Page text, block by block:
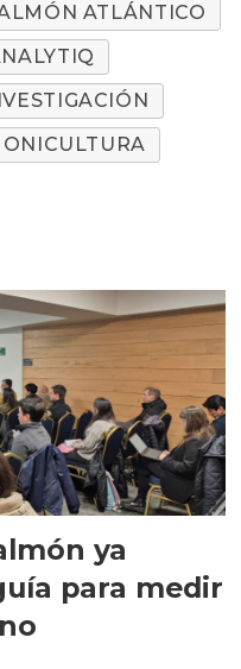
ATLÁNTICO
ya
para medir